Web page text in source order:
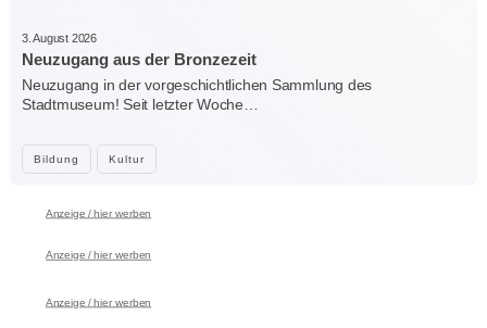
Bildung Kultur
3. August 2026
Neuzugang aus der Bronzezeit
Neuzugang in der vorgeschichtlichen Sammlung des
Stadtmuseum! Seit letzter Woche…
Anzeige / hier werben
Anzeige / hier werben
Anzeige / hier werben